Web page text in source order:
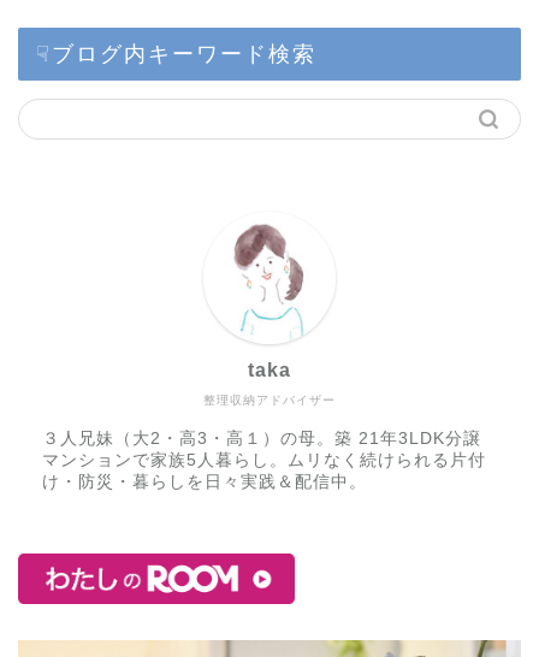
☟ブログ内キーワード検索
整理収納アドバイザー
taka
３人兄妹（大2・高3・高１）の母。築 21年3LDK分譲
マンションで家族5人暮らし。ムリなく続けられる片付
け・防災・暮らしを日々実践＆配信中。